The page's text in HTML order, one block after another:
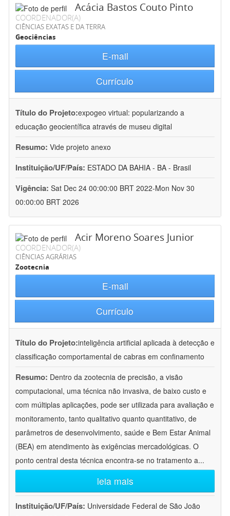
Acácia Bastos Couto Pinto
COORDENADOR(A)
CIÊNCIAS EXATAS E DA TERRA
Geociências
E-mail
Currículo
Título do Projeto:expogeo virtual: popularizando a
educação geocientífica através de museu digital
Resumo: Vide projeto anexo
Instituição/UF/País: ESTADO DA BAHIA - BA - Brasil
Vigência: Sat Dec 24 00:00:00 BRT 2022-Mon Nov 30
00:00:00 BRT 2026
Acir Moreno Soares Junior
COORDENADOR(A)
CIÊNCIAS AGRÁRIAS
Zootecnia
E-mail
Currículo
Título do Projeto:inteligência artificial aplicada à detecção e
classificação comportamental de cabras em confinamento
Resumo: Dentro da zootecnia de precisão, a visão
computacional, uma técnica não invasiva, de baixo custo e
com múltiplas aplicações, pode ser utilizada para avaliação e
monitoramento, tanto qualitativo quanto quantitativo, de
parâmetros de desenvolvimento, saúde e Bem Estar Animal
(BEA) em atendimento às exigências mercadológicas. O
ponto central desta técnica encontra-se no tratamento a...
leia mais
Instituição/UF/País: Universidade Federal de São João